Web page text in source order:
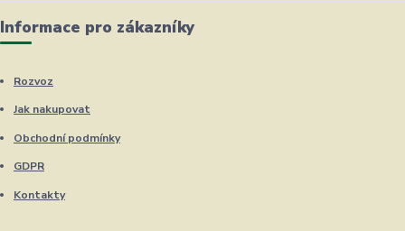
Informace pro zákazníky
Rozvoz
Jak nakupovat
Obchodní podmínky
GDPR
Kontakty